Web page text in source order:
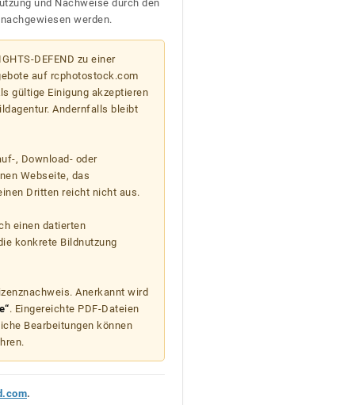
und Nachweise durch den
werden.
DEFEND zu einer
auf rcphotostock.com
gültige Einigung akzeptieren
Andernfalls bleibt
, Download- oder
Webseite, das
Dritten reicht nicht aus.
einen datierten
konkrete Bildnutzung
Anerkannt wird
. Eingereichte PDF-Dateien
Bearbeitungen können
.